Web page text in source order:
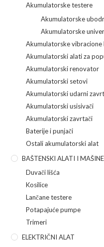
Akumulatorske testere
Akumulatorske
Akumulatorske
Akumulatorske vibracione
Akumulatorski alati za
Akumulatorski renovator
Akumulatorski setovi
Akumulatorski udarni
Akumulatorski usisivači
Akumulatorski zavrtači
Baterije i punjači
Ostali akumulatorski alat
BAŠTENSKI ALATI I MAŠINE
Duvači lišća
Kosilice
Lančane testere
Potapajuće pumpe
Trimeri
ELEKTRIČNI ALAT